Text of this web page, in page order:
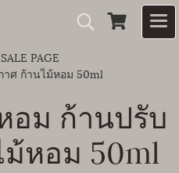
SALE PAGE
ศ ก้านไม้หอม 50ml
อม ก้านปรับ
หอม 50ml